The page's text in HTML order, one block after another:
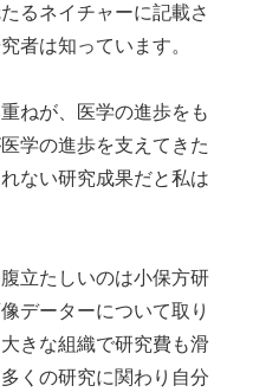
るネイチャーに記載さ
者は知っています。
ねが、医学の進歩をも
学の進歩を支えてきた
ない研究成果だと私は
立たしいのは小保方研
データーについて取り
きな組織で研究費も滑
くの研究に関わり自分